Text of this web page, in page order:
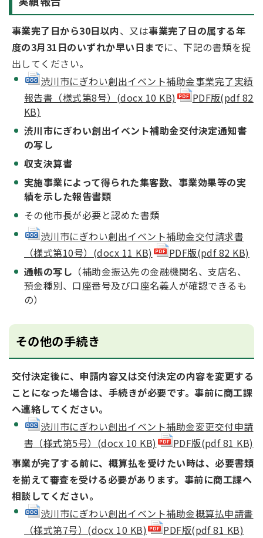
事業完了日から30日以内、又は事業完了日の属する年
度の3月31日のいずれか早い日までに、下記の書類を提
出してください。
渋川市にぎわい創出イベント補助金事業完了実績
報告書（様式第8号）(docx 10 KB)
PDF版(pdf 82
KB)
渋川市にぎわい創出イベント補助金交付決定通知書
の写し
収支決算書
実施事業によって得られた集客数、事業効果等の実
績を示した報告書類
その他市長が必要と認めた書類
渋川市にぎわい創出イベント補助金交付請求書
（様式第10号）(docx 11 KB)
PDF版(pdf 82 KB)
通帳の写し （補助金振込先の金融機関名、支店名、
預金種別、口座番号及び口座名義人が確認できるも
の）
その他の手続き
交付決定後に、申請内容又は交付決定の内容を変更する
ことになった場合は、手続きが必要です。事前に商工課
へ連絡してください。
渋川市にぎわい創出イベント補助金変更交付申請
書（様式第5号）(docx 10 KB)
PDF版(pdf 81 KB)
事業が完了する前に、概算払を受けたい時は、必要書類
を揃えて審査を受ける必要があります。事前に商工課へ
相談してください。
渋川市にぎわい創出イベント補助金概算払申請書
（様式第7号）(docx 10 KB)
PDF版(pdf 81 KB)